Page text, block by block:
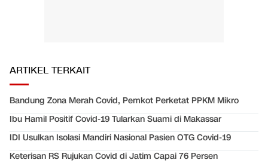
ARTIKEL TERKAIT
Bandung Zona Merah Covid, Pemkot Perketat PPKM Mikro
Ibu Hamil Positif Covid-19 Tularkan Suami di Makassar
IDI Usulkan Isolasi Mandiri Nasional Pasien OTG Covid-19
Keterisan RS Rujukan Covid di Jatim Capai 76 Persen